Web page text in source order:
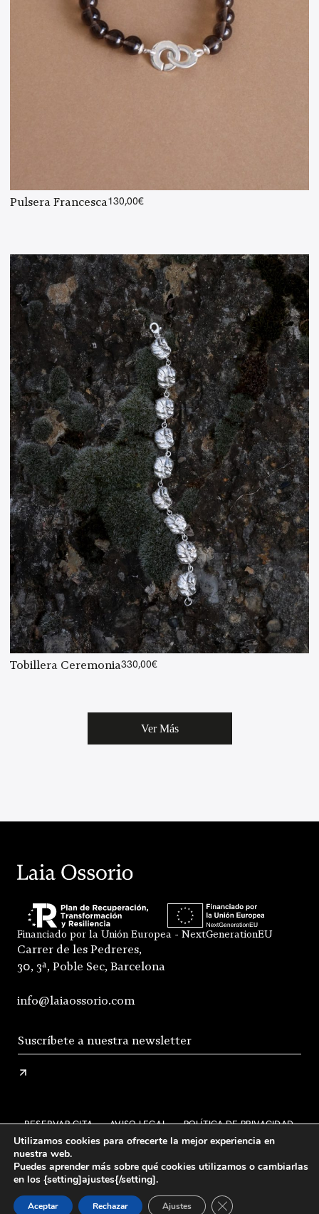
Pulsera Francesca130,00€
Tobillera Ceremonia330,00€
Ver Más
Financiado por la Unión Europea - NextGenerationEU
Carrer de les Pedreres,
30, 3ª, Poble Sec, Barcelona
info@laiaossorio.com
RESERVAR CITA AVISO LEGAL
POLÍTICA DE PRIVACIDAD
ENVÍO Y DEVOLUCIONES
CONDICIONES GENERALES DE VENTA
FAQS
240,00€ Añadir al carrito
Utilizamos cookies para ofrecerte la mejor experiencia en
nuestra web.
Puedes aprender más sobre qué cookies utilizamos o cambiarlas
en los {setting]ajustes{/setting].
Aceptar Rechazar Ajustes Cerrar el banner de